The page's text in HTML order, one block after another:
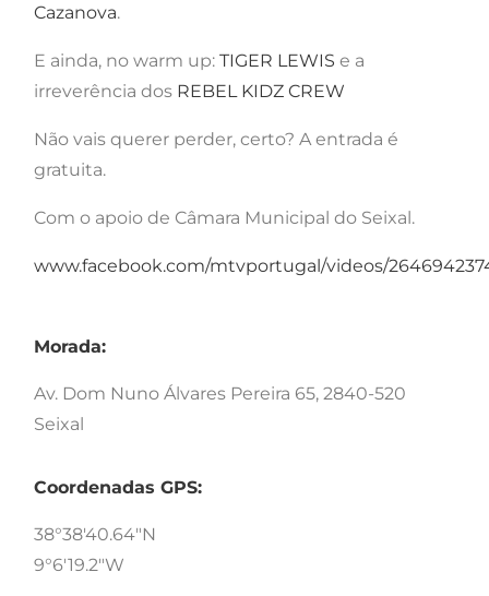
Cazanova.
E ainda, no warm up: TIGER LEWIS e a
irreverência dos REBEL KIDZ CREW
Não vais querer perder, certo? A entrada é
gratuita.
Com o apoio de Câmara Municipal do Seixal.
www.facebook.com/mtvportugal/videos/
Morada:
Av. Dom Nuno Álvares Pereira 65, 2840-520
Seixal
Coordenadas GPS:
38°38'40.64"N
9°6'19.2"W